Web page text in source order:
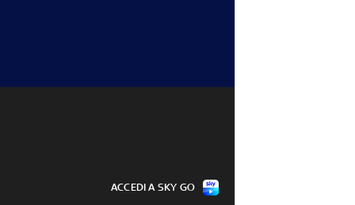
ACCEDI A SKY GO